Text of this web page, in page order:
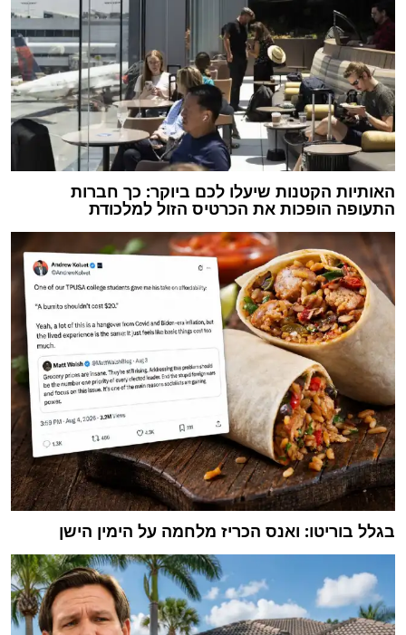
האותיות הקטנות שיעלו לכם ביוקר: כך חברות
התעופה הופכות את הכרטיס הזול למלכודת
בגלל בוריטו: ואנס הכריז מלחמה על הימין הישן